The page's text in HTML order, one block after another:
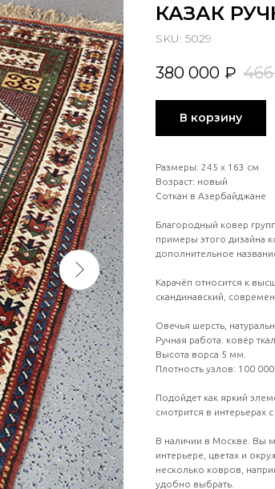
КАЗАК
SKU: 5029
380 000 ₽
В корзину
Размеры: 245 х 163 см
Возраст: новый
Соткан в Азербайджане
Благородный ковер
примеры этого дизайна
дополнительное
Карачёп относится к
скандинавский,
Овечья шерсть,
Ручная работа: ковёр
Высота ворса 5 мм.
Плотность узлов: 100 000
Подойдет как яркий
смотрится в интерьерах
В наличии в Москве. Вы
интерьере, цветах и
несколько ковров,
удобно выбрать.